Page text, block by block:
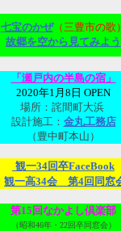
七宝のかぜ（三豊市の歌）
故郷を空から見てみよ う
「瀬戸内の半島の宿」
2020年1月8日 OPEN
場所：詫間町大浜
設計施工： 金丸工務店
（豊中町本山）
観一34回卒FaceBook
観一高34会 第4回同窓
第15回なかよし倶楽部
（昭和46年・22回卒同窓会）